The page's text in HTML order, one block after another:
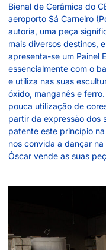
Bienal de Cerâmica do
aeroporto Sá Carneiro
autoria, uma peça
mais diversos destinos,
apresenta-se um Painel
essencialmente com o
e utiliza nas suas
óxido, manganês e
pouca utilização de
partir da expressão dos
patente este princípio
nos convida a dançar
Óscar vende as suas